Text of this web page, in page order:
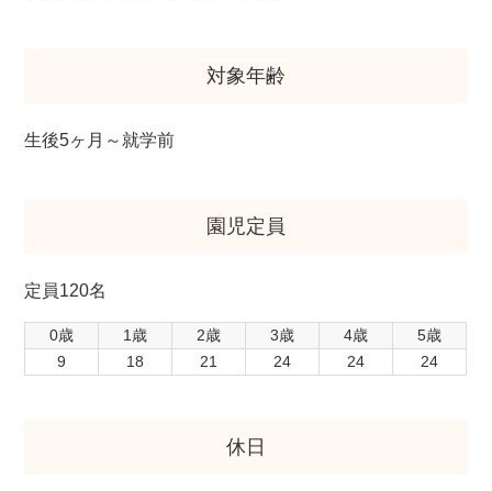
対象年齢
生後5ヶ月～就学前
園児定員
定員120名
0歳 1歳 2歳 3歳 4歳
5歳
9
18 21 24 24 24
休日